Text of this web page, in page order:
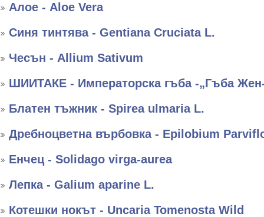
Алое - Aloe Vera
Синя тинтява - Gentiana Cruciata L.
Чесън - Allium Sativum
ШИИТАКЕ - Императорска гъба -„Гъба
Блатен тъжник - Spirea ulmaria L.
Дребноцветна върбовка - Epilobium
Енчец - Solidago virga-aurea
Лепка - Galium aparine L.
Котешки нокът - Uncaria Tomenosta Wild